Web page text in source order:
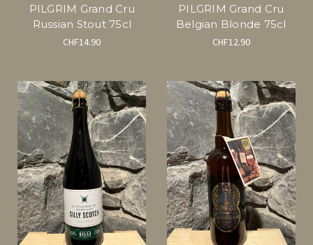
PILGRIM Grand Cru
Russian Stout 75cl
CHF14.90
PILGRIM Grand Cru
Belgian Blonde 75cl
CHF12.90